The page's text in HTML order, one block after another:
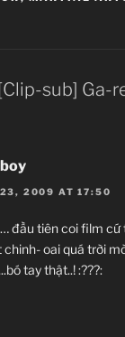
sub] Ga-
23, 2009 AT 17:50
đầu tiên coi film cứ
chinh- oai quá trời
tay thật..! :???: